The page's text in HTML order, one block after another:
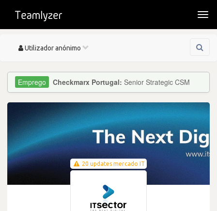
Toggle
Utilizador anónimo
Checkmarx Portugal: Senior Strategic CSM
20 updates mercado IT